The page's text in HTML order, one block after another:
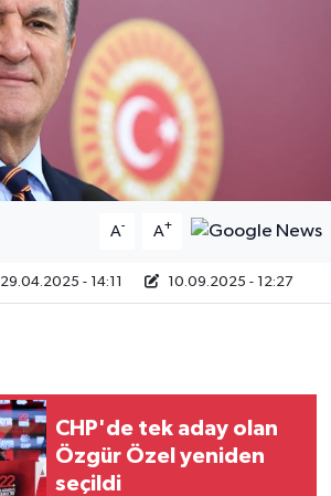
A- A+
29.04.2025 - 14:11 10.09.2025 - 12:27
CHP'de tek aday olan
Özgür Özel yeniden
seçildi